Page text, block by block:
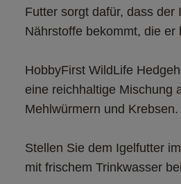
Futter sorgt dafür, dass der
HobbyFirst WildLife
eine reichhaltige Mischung
Stellen Sie dem Igelfutter
mit frischem Trinkwasser